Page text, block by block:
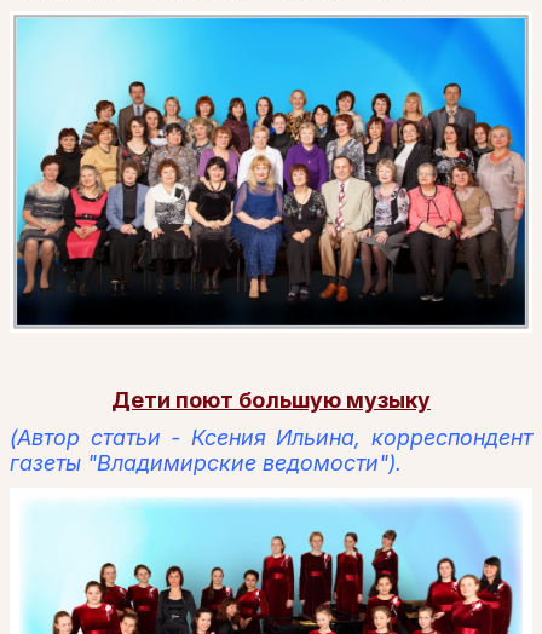
Дети поют большую музыку
(Автор статьи - Ксения Ильина, корреспондент
газеты "Владимирские ведомости").